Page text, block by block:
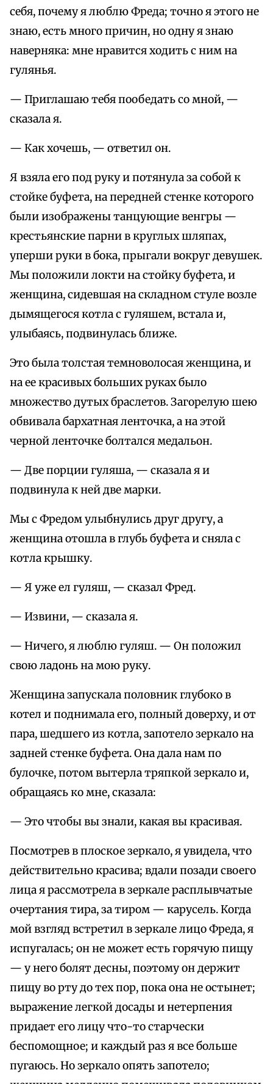
себя, почему я люблю Фреда; точно я этого не
знаю, есть много причин, но одну я знаю
наверняка: мне нравится ходить с ним на
гулянья.
— Приглашаю тебя пообедать со мной, —
сказала я.
— Как хочешь, — ответил он.
Я взяла его под руку и потянула за собой к
стойке буфета, на передней стенке которого
были изображены танцующие венгры —
крестьянские парни в круглых шляпах,
уперши руки в бока, прыгали вокруг девушек.
Мы положили локти на стойку буфета, и
женщина, сидевшая на складном стуле возле
дымящегося котла с гуляшем, встала и,
улыбаясь, подвинулась ближе.
Это была толстая темноволосая женщина, и
на ее красивых больших руках было
множество дутых браслетов. Загорелую шею
обвивала бархатная ленточка, а на этой
черной ленточке болтался медальон.
— Две порции гуляша, — сказала я и
подвинула к ней две марки.
Мы с Фредом улыбнулись друг другу, а
женщина отошла в глубь буфета и сняла с
котла крышку.
— Я уже ел гуляш, — сказал Фред.
— Извини, — сказала я.
— Ничего, я люблю гуляш. — Он положил
свою ладонь на мою руку.
Женщина запускала половник глубоко в
котел и поднимала его, полный доверху, и от
пара, шедшего из котла, запотело зеркало на
задней стенке буфета. Она дала нам по
булочке, потом вытерла тряпкой зеркало и,
обращаясь ко мне, сказала:
— Это чтобы вы знали, какая вы красивая.
Посмотрев в плоское зеркало, я увидела, что
действительно красива; вдали позади своего
лица я рассмотрела в зеркале расплывчатые
очертания тира, за тиром — карусель. Когда
мой взгляд встретил в зеркале лицо Фреда, я
испугалась; он не может есть горячую пищу
— у него болят десны, поэтому он держит
пищу во рту до тех пор, пока она не остынет;
выражение легкой досады и нетерпения
придает его лицу что-то старчески
беспомощное; и каждый раз я все больше
пугаюсь. Но зеркало опять запотело;